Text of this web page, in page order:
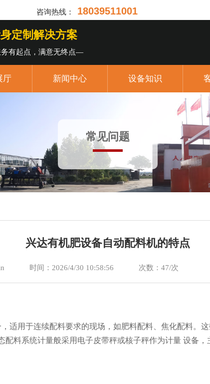
咨询热线： 18039511001
身定制解决方案
有起点，满意无终点—
厅 新闻中心 设备知识
常见问题
兴达有机肥设备自动配料机的特点
时间：2026/4/30 10:58:56 次数： 47/次
用于连续配料要求的现场，如肥料配料、焦化配料。
料系统计量般采用电子皮带秤或核子秤作为计量 设备